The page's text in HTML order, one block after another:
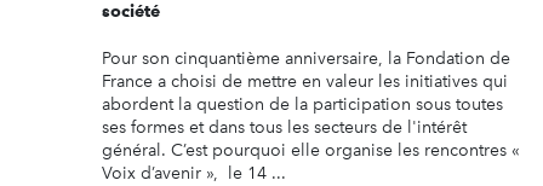
société
Pour son cinquantième anniversaire, la Fondation de
France a choisi de mettre en valeur les initiatives qui
abordent la question de la participation sous toutes
ses formes et dans tous les secteurs de l'intérêt
général. C’est pourquoi elle organise les rencontres «
Voix d’avenir », le 14 ...